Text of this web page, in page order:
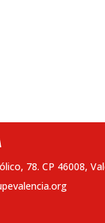
78. CP 46008,